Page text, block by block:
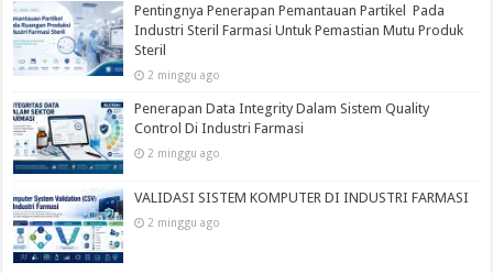
Pentingnya Penerapan Pemantauan Partikel Pada
Industri Steril Farmasi Untuk Pemastian Mutu Produk
Steril
2 minggu ago
Penerapan Data Integrity Dalam Sistem Quality
Control Di Industri Farmasi
2 minggu ago
VALIDASI SISTEM KOMPUTER DI INDUSTRI FARMASI
2 minggu ago